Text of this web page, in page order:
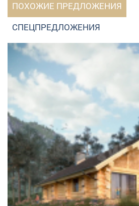
ПОХОЖИЕ ПРЕДЛОЖЕНИЯ
СПЕЦПРЕДЛОЖЕНИЯ